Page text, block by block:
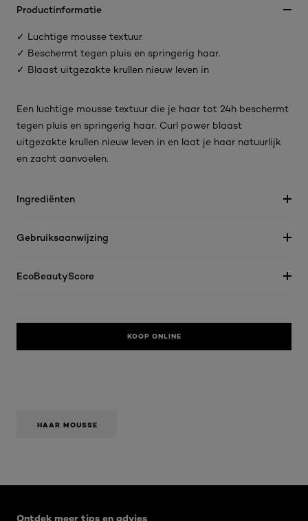
Productinformatie
✓ Luchtige mousse textuur
✓ Beschermt tegen pluis en springerig haar.
✓ Blaast uitgezakte krullen nieuw leven in
Een luchtige mousse textuur die je haar tot 24h beschermt
tegen pluis en springerig haar. Curl power blaast
uitgezakte krullen nieuw leven in en laat je haar natuurlijk
en zacht aanvoelen.
Ingrediënten
Gebruiksaanwijzing
EcoBeautyScore
KOOP ONLINE
HAAR MOUSSE
Ontdek meer tips en advies